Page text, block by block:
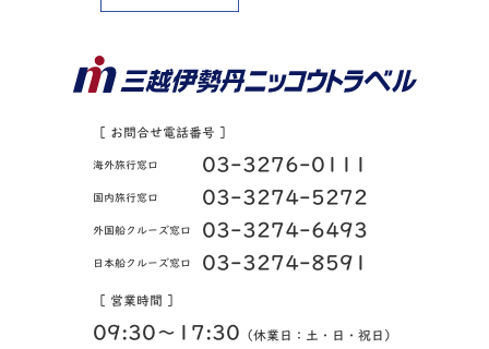
［ お問合せ電話番号 ］
海外旅行窓口 03-3276-0111
国内旅行窓口 03-3274-5272
外国船クルーズ窓口 03-3274-6493
日本船クルーズ窓口 03-3274-8591
［ 営業時間 ］
09:30〜17:30 （休業日：土・日・祝日）